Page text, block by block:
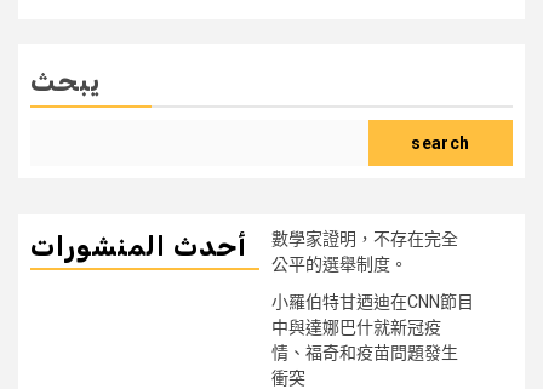
يبحث
search
أحدث المنشورات
數學家證明，不存在完全
公平的選舉制度。
小羅伯特甘迺迪在CNN節目
中與達娜巴什就新冠疫
情、福奇和疫苗問題發生
衝突